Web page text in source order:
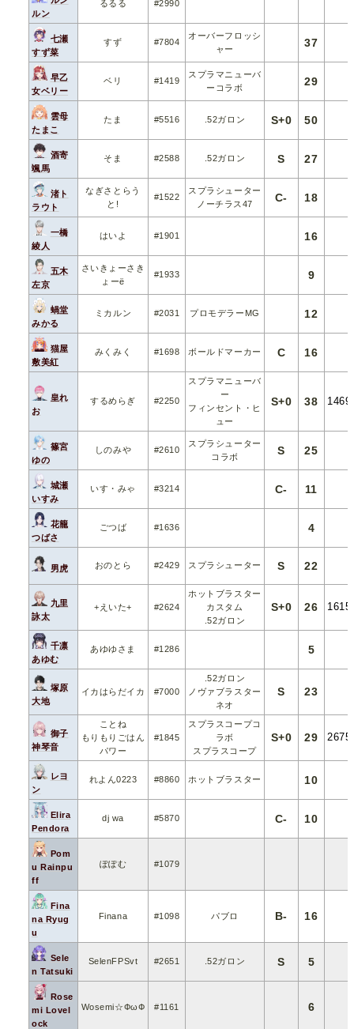
ルン
るるる #2990
七瀬
すず菜
すず #7804
オーバーフロッシ
ャー
37
早乙
女ベリー
ベリ #1419
スプラマニューバ
ーコラボ
29
雲母
たまこ
たま #5516 .52ガロン S+0 50
酒寄
颯馬
そま #2588 .52ガロン S 27
渚ト
ラウト
なぎさとらう
と!
#1522
スプラシューター
ノーチラス47
C- 18
一橋
綾人
はいよ #1901 16
五木
左京
さいきょーさき
ょーë
#1933 9
蝸堂
みかる
ミカルン #2031 プロモデラーMG 12
猫屋
敷美紅
みくみく #1698 ボールドマーカー C 16
皇れ
お
するめらぎ #2250
スプラマニューバ
ー
フィンセント・ヒ
ュー
S+0 38
篠宮
ゆの
しのみや #2610
スプラシューター
コラボ
S 25
城瀬
いすみ
いす・みゃ #3214 C- 11
花籠
つばさ
ごつば #1636 4
男虎 おのとら #2429 スプラシューター S 22
九里
詠太
+えいた+ #2624
ホットブラスター
カスタム
.52ガロン
S+0 26
千凛
あゆむ
あゆゆさま #1286 5
塚原
大地
イカはらだイカ #7000
.52ガロン
ノヴァブラスター
ネオ
S 23
御子
神琴音
ことね
もりもりごはん
パワー
#1845
スプラスコープコ
ラボ
スプラスコープ
S+0 29
レヨ
ン
れよん0223 #8860 ホットブラスター 10
Elira
Pendora
dj wa #5870 C- 10
Pom
u Rainpu
ff
ぽぽむ #1079
Fina
na Ryug
u
Finana #1098 パブロ B- 16
Sele
n Tatsuki
SelenFPSvt #2651 .52ガロン S 5
Rose
mi Lovel
ock
Wosemi☆ФωФ #1161 6